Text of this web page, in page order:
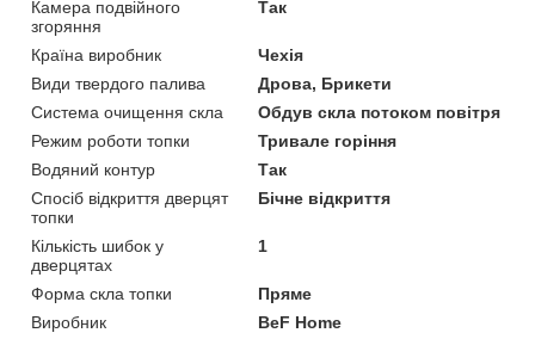
Камера подвійного
згоряння
Так
Країна виробник
Чехія
Види твердого палива
Дрова, Брикети
Система очищення скла
Обдув скла потоком повітря
Режим роботи топки
Тривале горіння
Водяний контур
Так
Спосіб відкриття дверцят
топки
Бічне відкриття
Кількість шибок у
дверцятах
1
Форма скла топки
Пряме
Виробник
BeF Home